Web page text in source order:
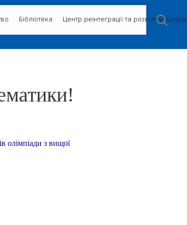
Бібліотека Центр реінтеграції та розвитку Криму
олімпіади з вищої